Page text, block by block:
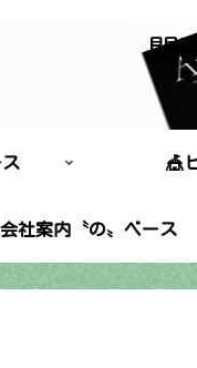
関
🎪
社案内〝の〟ベース